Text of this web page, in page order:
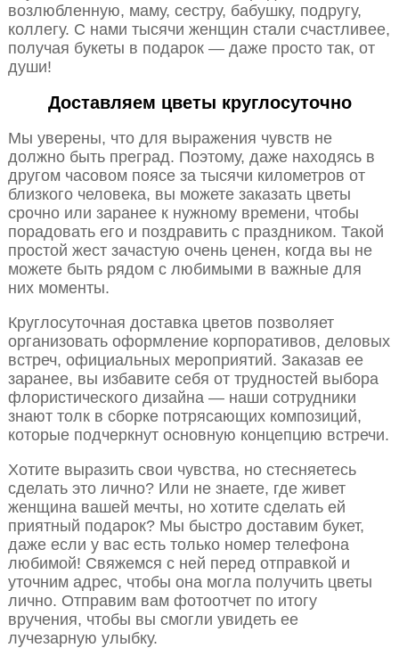
возлюбленную, маму, сестру, бабушку, подругу,
коллегу. С нами тысячи женщин стали счастливее,
получая букеты в подарок — даже просто так, от
души!
Доставляем цветы круглосуточно
Мы уверены, что для выражения чувств не
должно быть преград. Поэтому, даже находясь в
другом часовом поясе за тысячи километров от
близкого человека, вы можете заказать цветы
срочно или заранее к нужному времени, чтобы
порадовать его и поздравить с праздником. Такой
простой жест зачастую очень ценен, когда вы не
можете быть рядом с любимыми в важные для
них моменты.
Круглосуточная доставка цветов позволяет
организовать оформление корпоративов, деловых
встреч, официальных мероприятий. Заказав ее
заранее, вы избавите себя от трудностей выбора
флористического дизайна — наши сотрудники
знают толк в сборке потрясающих композиций,
которые подчеркнут основную концепцию встречи.
Хотите выразить свои чувства, но стесняетесь
сделать это лично? Или не знаете, где живет
женщина вашей мечты, но хотите сделать ей
приятный подарок? Мы быстро доставим букет,
даже если у вас есть только номер телефона
любимой! Свяжемся с ней перед отправкой и
уточним адрес, чтобы она могла получить цветы
лично. Отправим вам фотоотчет по итогу
вручения, чтобы вы смогли увидеть ее
лучезарную улыбку.